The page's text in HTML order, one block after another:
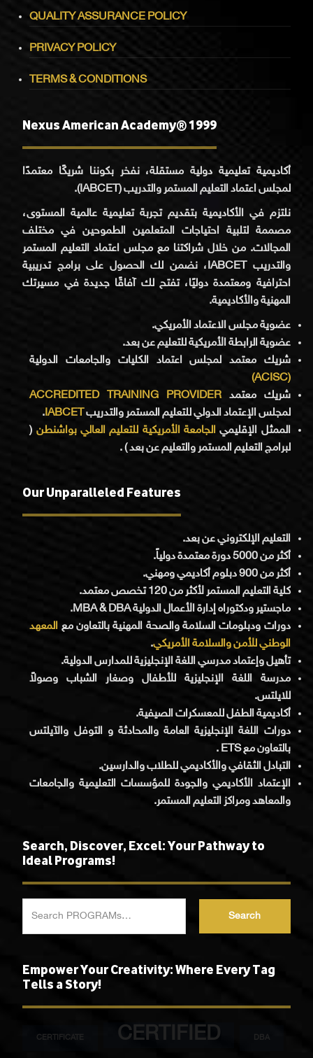
QUALITY ASSURANCE POLICY
PRIVACY POLICY
TERMS & CONDITIONS
Nexus American Academy® 1999
أكاديمية تعليمية دولية مستقلة، نفخر بكوننا شريكًا معتمدًا
لمجلس اعتماد التعليم المستمر والتدريب (IABCET).
نلتزم في الأكاديمية بتقديم تجربة تعليمية عالمية المستوى،
مصممة لتلبية احتياجات المتعلمين الطموحين في مختلف
المجالات. من خلال شراكتنا مع مجلس اعتماد التعليم المستمر
والتدريب IABCET، نضمن لك الحصول على برامج تدريبية
احترافية ومعتمدة دوليًا، تفتح لك آفاقًا جديدة في مسيرتك
المهنية والأكاديمية.
عضوية مجلس الاعتماد الأمريكي.
عضوية الرابطة الأمريكية للتعليم عن بعد.
شريك معتمد لمجلس اعتماد الكليات والجامعات الدولية
(ACISC)
شريك معتمدACCREDITED TRAINING PROVIDER
لمجلس الإعتماد الدولي للتعليم المستمر والتدريبIABCET
.
الممثل الإقليميالجامعة الأمريكية للتعليم العالي بواشنطن (
لبرامج التعليم المستمر والتعليم عن بعد ) .
Our Unparalleled Features
التعليم الإلكتروني عن بعد.
أكثر من 5000 دورة معتمدة دولياً.
أكثر من 900 دبلوم أكاديمي ومهني.
كلية التعليم المستمر لأكثر من 120 تخصص معتمد.
ماجستير ودكتوراه إدارة الأعمال الدولية MBA & DBA.
دورات ودبلومات السلامة والصحة المهنية بالتعاون مع المعهد
الوطني للأمن والسلامة الأمريكي.
تأهيل وإعتماد مدرسي اللغة الإنجليزية للمدارس الدولية.
مدرسة اللغة الإنجليزية للأطفال وصغار الشباب وصولاً
للايلتس.
أكاديمية الطفل للمعسكرات الصيفية.
دورات اللغة الإنجليزية العامة والمحادثة و التوفل والآيلتس
بالتعاون مع ETS .
التبادل الثقافي والأكاديمي للطلاب والدارسين.
الإعتماد الأكاديمي والجودة للمؤسسات التعليمية والجامعات
والمعاهد ومراكز التعليم المستمر.
Search, Discover, Excel: Your Pathway to
Ideal Programs!
Search
Empower Your Creativity: Where Every Tag
Tells a Story!
CERTIFICATE CERTIFIED DBA